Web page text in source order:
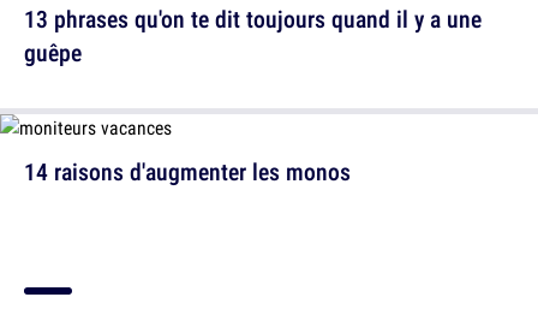
13 phrases qu'on te dit toujours quand il y a une
guêpe
14 raisons d'augmenter les monos